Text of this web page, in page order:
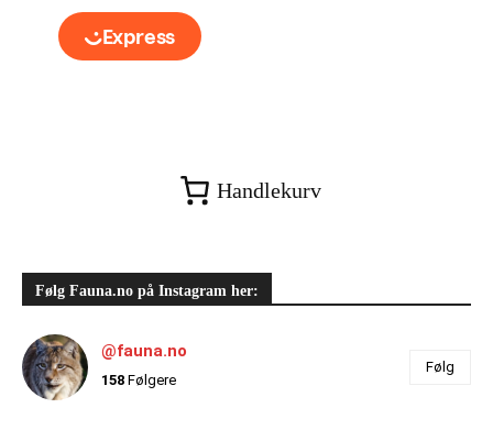
Handlekurv
Følg Fauna.no på Instagram her:
@fauna.no
158 Følgere
Følg